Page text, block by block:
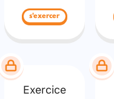
s'exercer
Exercice